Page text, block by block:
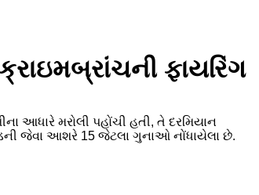
ફાયરિંગ
આધારે મરોલી પહોંચી હતી, તે દરમિયાન
જેવા આશરે 15 જેટલા ગુનાઓ નોંધાયેલા છે.